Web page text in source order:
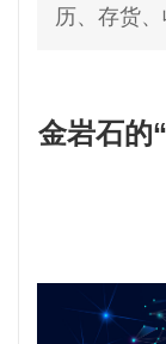
历、存货、
金岩石的